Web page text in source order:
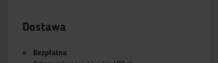
Dostawa
Bezpłatna